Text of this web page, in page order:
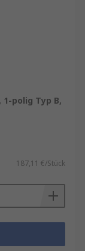
1-polig Typ B,
187,11 €/Stück